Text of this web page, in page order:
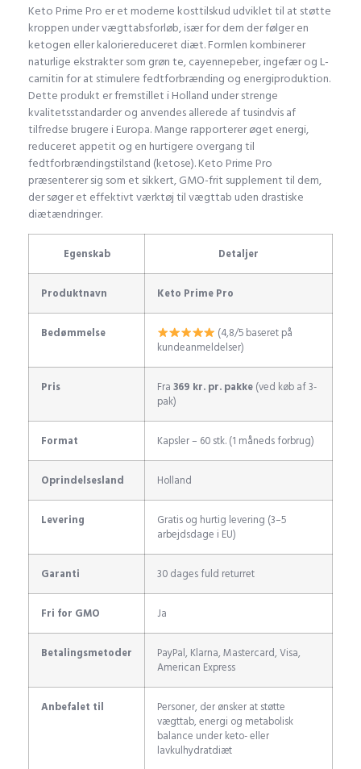
Keto Prime Pro er et moderne kosttilskud udviklet til at støtte
kroppen under vægttabsforløb, især for dem der følger en
ketogen eller kaloriereduceret diæt. Formlen kombinerer
naturlige ekstrakter som grøn te, cayennepeber, ingefær og L-
carnitin for at stimulere fedtforbrænding og energiproduktion.
Dette produkt er fremstillet i Holland under strenge
kvalitetsstandarder og anvendes allerede af tusindvis af
tilfredse brugere i Europa. Mange rapporterer øget energi,
reduceret appetit og en hurtigere overgang til
fedtforbrændingstilstand (ketose). Keto Prime Pro
præsenterer sig som et sikkert, GMO-frit supplement til dem,
der søger et effektivt værktøj til vægttab uden drastiske
diætændringer.
Egenskab Detaljer
Produktnavn Keto Prime Pro
Bedømmelse
(4,8/5 baseret på
kundeanmeldelser)
Pris Fra 369 kr. pr. pakke (ved køb af 3-
pak)
Format Kapsler – 60 stk. (1 måneds forbrug)
Oprindelsesland Holland
Levering
Gratis og hurtig levering (3–5
arbejdsdage i EU)
Garanti 30 dages fuld returret
Fri for GMO Ja
Betalingsmetoder
PayPal, Klarna, Mastercard, Visa,
American Express
Anbefalet til
Personer, der ønsker at støtte
vægttab, energi og metabolisk
balance under keto- eller
lavkulhydratdiæt